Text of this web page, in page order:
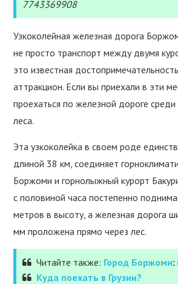
7743369908
Узкоколейная железная дорога
не просто транспорт между двумя
это известная
аттракцион. Если вы приехали в эти
проехаться по железной дороге
леса.
Эта узкоколейка в своем роде
длиной 38 км, соединяет
Боржоми и горнолыжный курорт
с половиной часа постепенно
метров в высоту, а железная дорога
мм проложена прямо через лес.
Читайте также: Город Боржоми:
Куда поехать в Грузии?